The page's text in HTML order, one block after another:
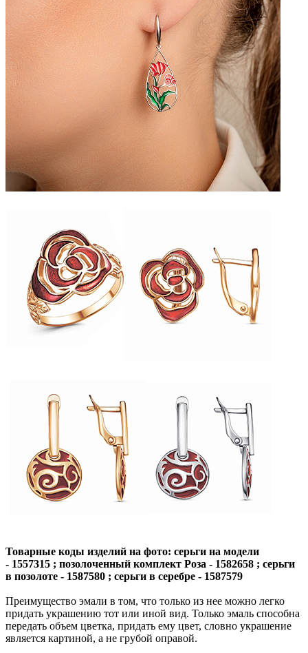
Товарные коды изделий на фото: серьги на модели
- 1557315 ; позолоченный комплект Роза - 1582658 ; серьги
в позолоте - 1587580 ; серьги в серебре - 1587579
Преимущество эмали в том, что только из нее можно легко
придать украшению тот или иной вид. Только эмаль способна
передать объем цветка, придать ему цвет, словно украшение
является картиной, а не грубой оправой.